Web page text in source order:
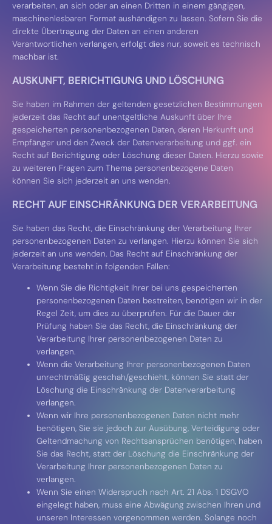
verarbeiten, an sich oder an einen Dritten in einem gängigen,
maschinenlesbaren Format aushändigen zu lassen. Sofern Sie die
direkte Übertragung der Daten an einen anderen
Verantwortlichen verlangen, erfolgt dies nur, soweit es technisch
machbar ist.
AUSKUNFT, BERICHTIGUNG UND LÖSCHUNG
Sie haben im Rahmen der geltenden gesetzlichen Bestimmungen
jederzeit das Recht auf unentgeltliche Auskunft über Ihre
gespeicherten personenbezogenen Daten, deren Herkunft und
Empfänger und den Zweck der Datenverarbeitung und ggf. ein
Recht auf Berichtigung oder Löschung dieser Daten. Hierzu sowie
zu weiteren Fragen zum Thema personenbezogene Daten
können Sie sich jederzeit an uns wenden.
RECHT AUF EINSCHRÄNKUNG DER VERARBEITUNG
Sie haben das Recht, die Einschränkung der Verarbeitung Ihrer
personenbezogenen Daten zu verlangen. Hierzu können Sie sich
jederzeit an uns wenden. Das Recht auf Einschränkung der
Verarbeitung besteht in folgenden Fällen:
Wenn Sie die Richtigkeit Ihrer bei uns gespeicherten
personenbezogenen Daten bestreiten, benötigen wir in der
Regel Zeit, um dies zu überprüfen. Für die Dauer der
Prüfung haben Sie das Recht, die Einschränkung der
Verarbeitung Ihrer personenbezogenen Daten zu
verlangen.
Wenn die Verarbeitung Ihrer personenbezogenen Daten
unrechtmäßig geschah/geschieht, können Sie statt der
Löschung die Einschränkung der Datenverarbeitung
verlangen.
Wenn wir Ihre personenbezogenen Daten nicht mehr
benötigen, Sie sie jedoch zur Ausübung, Verteidigung oder
Geltendmachung von Rechtsansprüchen benötigen, haben
Sie das Recht, statt der Löschung die Einschränkung der
Verarbeitung Ihrer personenbezogenen Daten zu
verlangen.
Wenn Sie einen Widerspruch nach Art. 21 Abs. 1 DSGVO
eingelegt haben, muss eine Abwägung zwischen Ihren und
unseren Interessen vorgenommen werden. Solange noch